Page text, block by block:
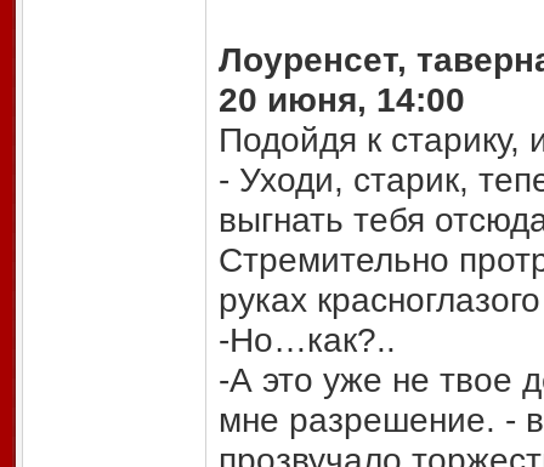
Лоуренсет,
20 июня, 14:00
Подойдя к старику,
- Уходи, старик,
выгнать тебя
Стремительно
руках
-Но…как?..
-А это уже не твое
мне разрешение. -